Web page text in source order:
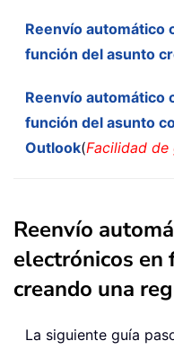
Reenvío automático
función del asunto
Reenvío automático
función del asunto
Outlook(Facilidad de
Reenvío
electrónicos en
creando una
La siguiente guía